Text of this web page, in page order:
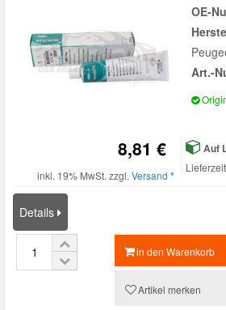
OE-
Art.-
8,81 €
inkl. 19% MwSt. zzgl. Versand *
Auf
Details
in den Warenkorb
Artikel merken